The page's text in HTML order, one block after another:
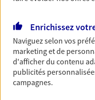
Gagnez en
assurance
unique pour
équipements et
responsabilité civile.
Enrichissez
Naviguez selon vos
marketing et de
d'afficher du contenu
publicités
campagnes.